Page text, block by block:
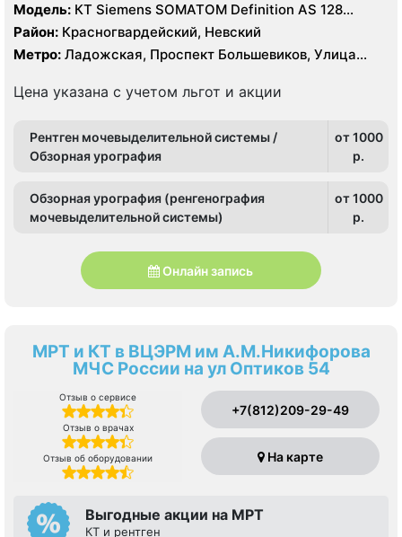
Модель: КТ Siemens SOMATOM Definition AS 128
срезов, КТ Toshiba Aquilion 16 срезов
Район: Красногвардейский, Невский
Метро: Ладожская, Проспект Большевиков, Улица
Цена указана с учетом льгот и акции
Рентген мочевыделительной системы /
Обзорная урография
от 1000
p.
Обзорная урография (ренгенография
мочевыделительной системы)
от 1000
p.
Онлайн запись
МРТ и КТ в ВЦЭРМ им А.М.Никифорова
МЧС России на ул Оптиков 54
Отзыв о сервисе
Отзыв о врачах
Отзыв об оборудовании
+7(812)209-29-49
На карте
Выгодные акции на МРТ
КТ и рентген